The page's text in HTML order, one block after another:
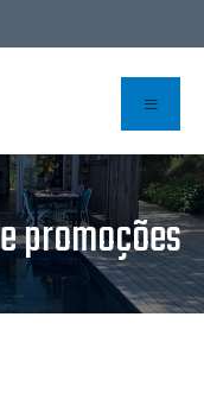
promoções